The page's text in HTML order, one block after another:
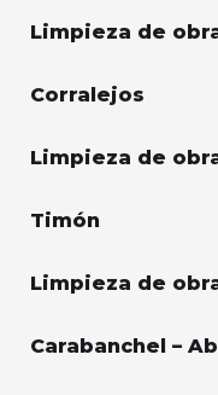
Limpieza de
Corralejos
Limpieza de
Timón
Limpieza de
Carabanchel –